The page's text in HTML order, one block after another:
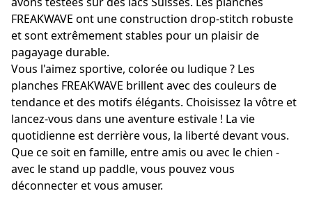
FREAKWAVE ont une construction drop-stitch robuste
et sont extrêmement stables pour un plaisir de
pagayage durable.
Vous l'aimez sportive, colorée ou ludique ? Les
planches FREAKWAVE brillent avec des couleurs de
tendance et des motifs élégants. Choisissez la vôtre et
lancez-vous dans une aventure estivale ! La vie
quotidienne est derrière vous, la liberté devant vous.
Que ce soit en famille, entre amis ou avec le chien -
avec le stand up paddle, vous pouvez vous
déconnecter et vous amuser.